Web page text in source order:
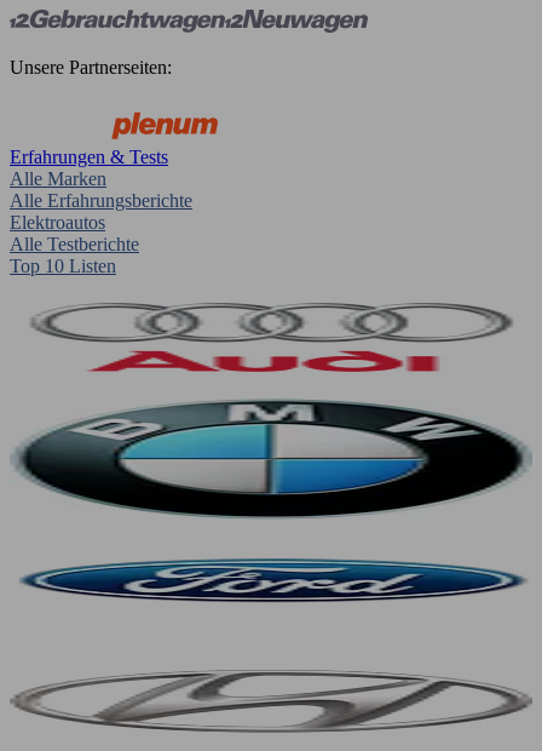
Unsere Partnerseiten:
Erfahrungen & Tests
Alle Marken
Alle Erfahrungsberichte
Elektroautos
Alle Testberichte
Top 10 Listen